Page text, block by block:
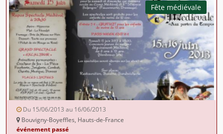
Fête médiévale
Du 15/06/2013 au 16/06/2013
Bouvigny-Boyeffles, Hauts-de-France
événement passé